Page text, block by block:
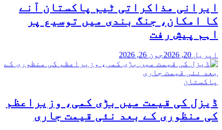
ایرانی مذاکراتی ٹیم پاکستان آنے
کا امکان، جنگ بندی میں توسیع پر
اہم پیش رفت
اپریل 20, 2026 جون 26, 2026
پاکستان
ڈیزل کی قیمت میں بڑی کمی، وزیراعظم
کی منظوری کے بعد نئی قیمت جاری